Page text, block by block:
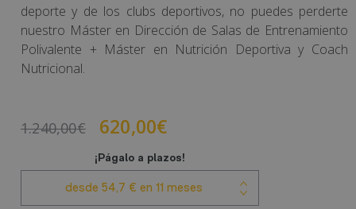
deporte y de los clubs deportivos, no puedes perderte
nuestro Máster en Dirección de Salas de Entrenamiento
Polivalente + Máster en Nutrición Deportiva y Coach
Nutricional.
1.240,00€ 620,00€